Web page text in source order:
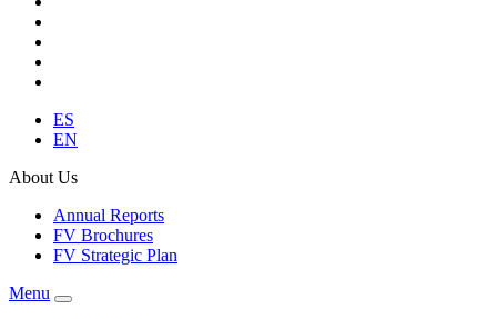
ES
EN
About Us
Annual Reports
FV Brochures
FV Strategic Plan
Menu